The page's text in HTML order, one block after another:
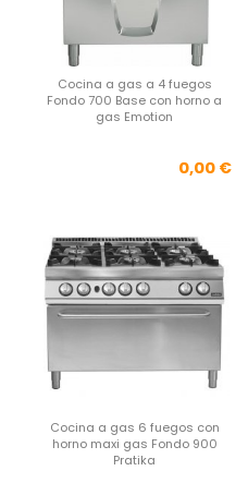
Cocina a gas a 4 fuegos
Fondo 700 Base con horno a
gas Emotion
0,00 €
Cocina a gas 6 fuegos con
horno maxi gas Fondo 900
Pratika